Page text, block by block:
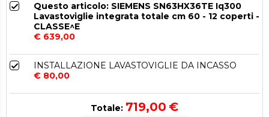
Questo articolo: SIEMENS SN63HX36TE Iq300
Lavastoviglie integrata totale cm 60 - 12 coperti -
CLASSE^E
€ 639,00
INSTALLAZIONE LAVASTOVIGLIE DA INCASSO
€ 80,00
Totale: 719,00 €